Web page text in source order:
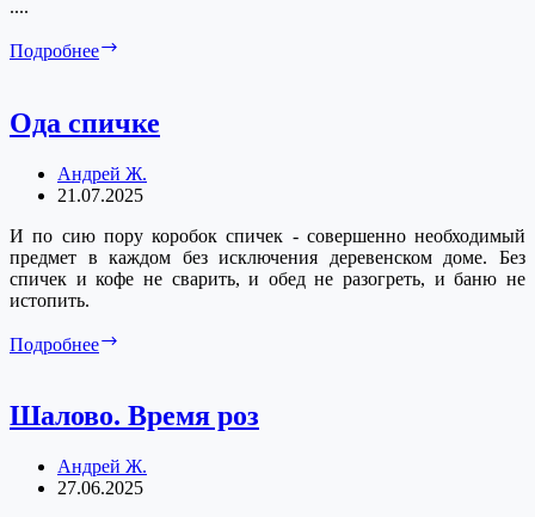
....
Подробнее
Ода спичке
Андрей Ж.
21.07.2025
И по сию пору коробок спичек - совершенно необходимый
предмет в каждом без исключения деревенском доме. Без
спичек и кофе не сварить, и обед не разогреть, и баню не
истопить.
Подробнее
Шалово. Время роз
Андрей Ж.
27.06.2025